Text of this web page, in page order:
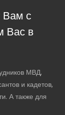
Вам с
Вас в
МВД,
и кадетов,
А также для